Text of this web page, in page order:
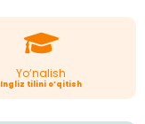
Yo‘nalish
Ingliz tilini o’qitish